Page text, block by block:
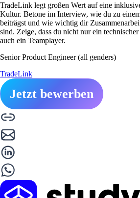
TradeLink legt großen Wert auf eine
Kultur. Betone im Interview, wie du zu
beiträgst und wie wichtig dir
sind. Zeige, dass du nicht nur ein
auch ein Teamplayer.
Senior Product Engineer (all genders)
TradeLink
Jetzt bewerben